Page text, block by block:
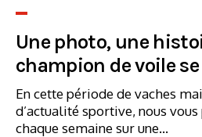
Une photo, une
champion de voile
En cette période de vaches
d’actualité sportive, nous
chaque semaine sur une...